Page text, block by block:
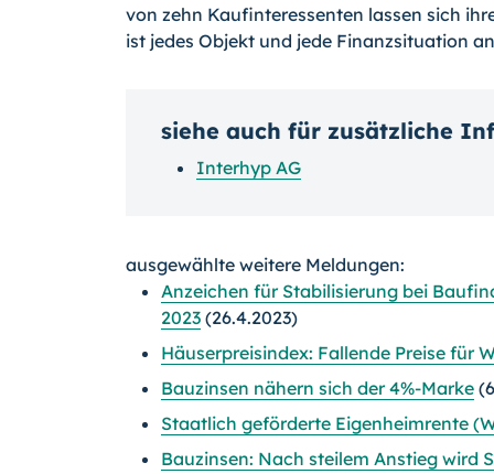
von zehn Kaufinteressenten lassen sich
ist jedes Objekt und jede Finanzsituation
siehe auch für zusätzliche
Interhyp AG
ausgewählte weitere Meldungen:
Anzeichen für Stabilisierung bei
2023 (26.4.2023)
Häuserpreisindex: Fallende Preise für
Bauzinsen nähern sich der 4%-Marke
Staatlich geförderte Eigenheimrente
Bauzinsen: Nach steilem Anstieg wird